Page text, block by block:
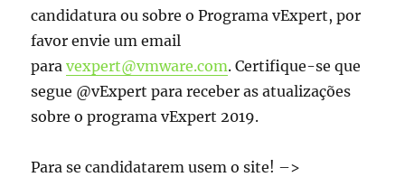
candidatura ou sobre o Programa vExpert, por
favor envie um email
paravexpert@vmware.com. Certifique-se que
segue @vExpert para receber as atualizações
sobre o programa vExpert 2019.
Para se candidatarem usem o site! –>